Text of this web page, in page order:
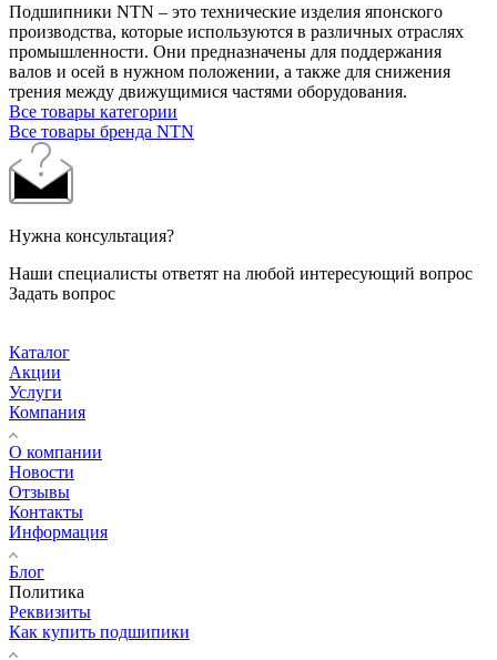
Подшипники NTN – это технические изделия японского
производства, которые используются в различных отраслях
промышленности. Они предназначены для поддержания
валов и осей в нужном положении, а также для снижения
трения между движущимися частями оборудования.
Все товары категории
Все товары бренда NTN
Нужна консультация?
Наши специалисты ответят на любой интересующий вопрос
Задать вопрос
Каталог
Акции
Услуги
Компания
О компании
Новости
Отзывы
Контакты
Информация
Блог
Политика
Реквизиты
Как купить подшипики